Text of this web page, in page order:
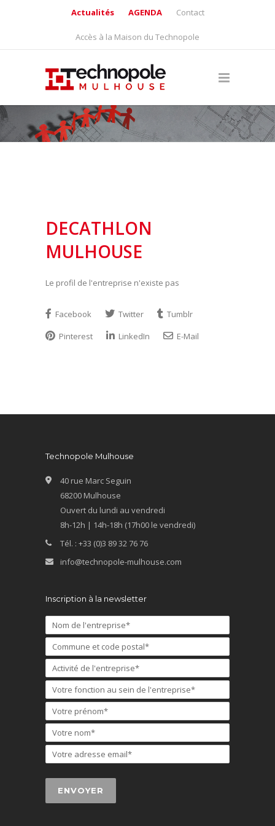
Actualités AGENDA Contact
Accès à la Maison du Technopole
DECATHLON
MULHOUSE
Le profil de l'entreprise n'existe pas
Facebook Twitter
Tumblr
Pinterest
LinkedIn E-Mail
Technopole Mulhouse
40 rue Marc Seguin
68200 Mulhouse
Ouvert du lundi au vendredi
8h-12h | 14h-18h (17h00 le vendredi)
Tél. : +33 (0)3 89 32 76 76
info@technopole-mulhouse.com
Inscription à la newsletter